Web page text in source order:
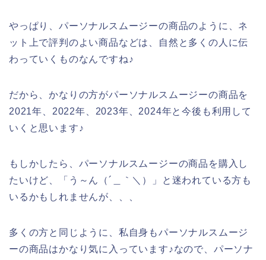
やっぱり、パーソナルスムージーの商品のように、ネ
ット上で評判のよい商品などは、自然と多くの人に伝
わっていくものなんですね♪
だから、かなりの方がパーソナルスムージーの商品を
2021年、2022年、2023年、2024年と今後も利用して
いくと思います♪
もしかしたら、パーソナルスムージーの商品を購入し
たいけど、「う～ん（´＿｀＼）」と迷われている方も
いるかもしれませんが、、、
多くの方と同じように、私自身もパーソナルスムージ
ーの商品はかなり気に入っています♪なので、パーソナ